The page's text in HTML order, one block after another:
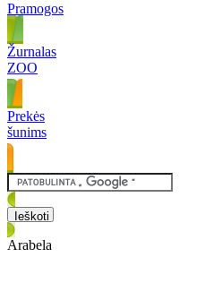
Pramogos
Žurnalas
ZOO
Prekės
šunims
Arabela